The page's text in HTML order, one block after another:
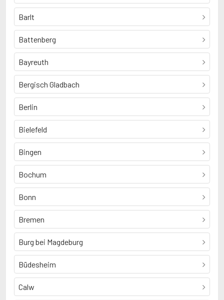
Barlt
Battenberg
Bayreuth
Bergisch Gladbach
Berlin
Bielefeld
Bingen
Bochum
Bonn
Bremen
Burg bei Magdeburg
Büdesheim
Calw